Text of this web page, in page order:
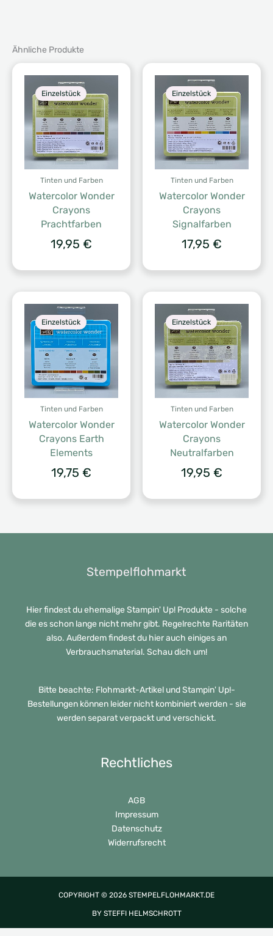
Ähnliche Produkte
Einzelstück
Tinten und Farben
Watercolor Wonder
Crayons
Prachtfarben
19,95 €
Einzelstück
Tinten und Farben
Watercolor Wonder
Crayons
Signalfarben
17,95 €
Einzelstück
Tinten und Farben
Watercolor Wonder
Crayons Earth
Elements
19,75 €
Einzelstück
Tinten und Farben
Watercolor Wonder
Crayons
Neutralfarben
19,95 €
Stempelflohmarkt
Hier findest du ehemalige Stampin' Up! Produkte - solche
die es schon lange nicht mehr gibt. Regelrechte Raritäten
also. Außerdem findest du hier auch einiges an
Verbrauchsmaterial. Schau dich um!
Bitte beachte: Flohmarkt-Artikel und Stampin' Up!-
Bestellungen können leider nicht kombiniert werden - sie
werden separat verpackt und verschickt.
Rechtliches
AGB
Impressum
Datenschutz
Widerrufsrecht
COPYRIGHT © 2026 STEMPELFLOHMARKT.DE
BY STEFFI HELMSCHROTT